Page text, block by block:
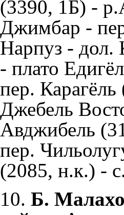
(3390, 1Б) -
Джимбар -
Нарпуз - дол.
- плато
пер.
Джебель
Авджибель
пер.
(2085, н.к.) -
10. Б.